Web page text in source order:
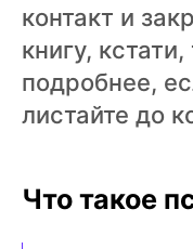
контакт и
книгу,
подробнее,
листайте до
Что такое